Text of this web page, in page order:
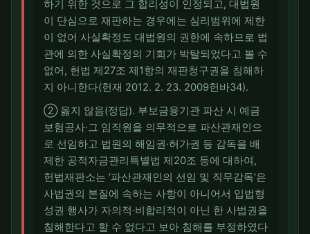
하기 위한 것으로 그 합리성이 인정되고, 대법원
이 단심으로 재판하는 경우에는 심리범위에 제한
이 없어 사실확정도 대법원의 권한에 속하므로 법
관에 의한 사실확정의 기회가 박탈되었다고 볼 수
없어, 헌법 제27조 제1항의 재판청구권을 침해하
지 아니한다(헌재 2012. 2. 23. 2009헌바34).
② 옳지 않음(정답). 부보금융기관 파산 시 예금
보험공사·그 임직원을 의무적으로 파산관재인으
로 선임하고 법원의 해임권·허가권 등 감독을 배
제한 공적자금관리특별법 제20조 등에 대하여,
헌법재판소는 ‘파산관재인의 선임 및 직무감독’은
사법권의 본질에 속하는 사항이 아니어서 입법형
성권 행사가 자의적·비합리적이 아닌 한 사법권을
침해한다고 할 수 없다고 보아 침해를 부정하였다